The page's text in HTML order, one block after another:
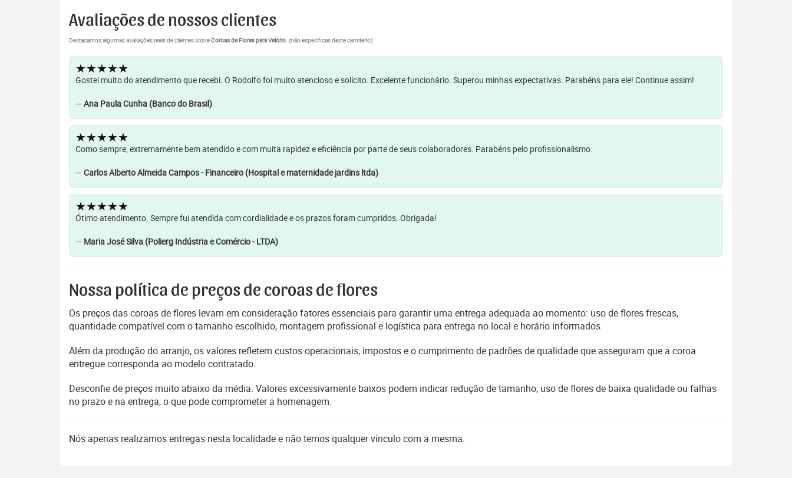
Avaliações de nossos clientes
Destacamos algumas avaliações reais de clientes sobreCoroas de Flores para Velório. (não específicas deste cemitério).
★★★★★
Gostei muito do atendimento que recebi. O Rodolfo foi muito atencioso e solícito. Excelente funcionário. Superou minhas expectativas. Parabéns para ele! Continue assim!
— Ana Paula Cunha (Banco do Brasil)
★★★★★
Como sempre, extremamente bem atendido e com muita rapidez e eficiência por parte de seus colaboradores. Parabéns pelo profissionalismo.
— Carlos Alberto Almeida Campos - Financeiro (Hospital e maternidade jardins ltda)
★★★★★
Ótimo atendimento. Sempre fui atendida com cordialidade e os prazos foram cumpridos. Obrigada!
— Maria José Silva (Polierg Indústria e Comércio - LTDA)
Nossa política de preços de coroas de flores
Os preços das coroas de flores levam em consideração fatores essenciais para garantir uma entrega adequada ao momento: uso de flores frescas,
quantidade compatível com o tamanho escolhido, montagem profissional e logística para entrega no local e horário informados.
Além da produção do arranjo, os valores refletem custos operacionais, impostos e o cumprimento de padrões de qualidade que asseguram que a coroa
entregue corresponda ao modelo contratado.
Desconfie de preços muito abaixo da média. Valores excessivamente baixos podem indicar redução de tamanho, uso de flores de baixa qualidade ou falhas
no prazo e na entrega, o que pode comprometer a homenagem.
Nós apenas realizamos entregas nesta localidade e não temos qualquer vínculo com a mesma.